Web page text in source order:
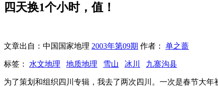
四天换1个小时，值！
文章出自：中国国家地理 2003年第09期 作者： 单之蔷
标签： 水文地理 地质地理 雪山 冰川 九寨沟县
为了策划和组织四川专辑，我去了两次四川。一次是春节大